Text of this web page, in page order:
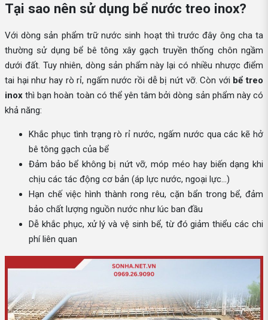
Tại sao nên sử dụng bể nước treo inox?
Với dòng sản phẩm trữ nước sinh hoạt thì trước đây ông cha ta
thường sử dụng bể bê tông xây gạch truyền thống chôn ngầm
dưới đất. Tuy nhiên, dòng sản phẩm này lại có nhiều nhược điểm
tai hại như hay rò rỉ, ngấm nước rồi dễ bị nứt vỡ. Còn với bể treo
inox thì bạn hoàn toàn có thể yên tâm bởi dòng sản phẩm này có
khả năng:
Khắc phục tình trạng rò rỉ nước, ngấm nước qua các kẽ hở
bê tông gạch của bể
Đảm bảo bể không bị nứt vỡ, móp méo hay biến dạng khi
chịu các tác động cơ bản (áp lực nước, ngoại lực…)
Hạn chế việc hình thành rong rêu, cặn bẩn trong bể, đảm
bảo chất lượng nguồn nước như lúc ban đầu
Dễ khắc phục, xử lý và vệ sinh bể, từ đó giảm thiểu các chi
phí liên quan